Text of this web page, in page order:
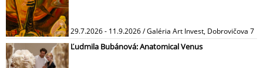
29.7.2026 - 11.9.2026 / Galéria Art Invest, Dobrovičova 7
Ľudmila Bubánová: Anatomical Venus